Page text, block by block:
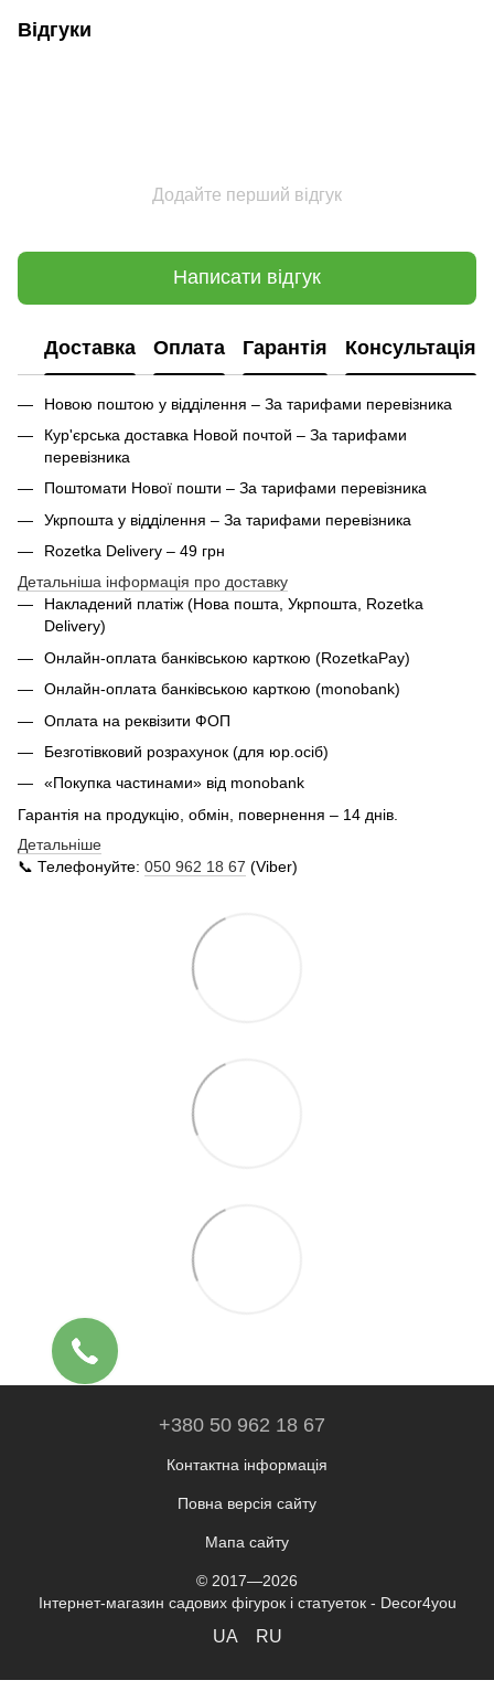
Відгуки
Додайте перший відгук
Написати відгук
Доставка Оплата Гарантія Консультація
Новою поштою у відділення – За тарифами перевізника
Кур'єрська доставка Новой почтой – За тарифами
перевізника
Поштомати Нової пошти – За тарифами перевізника
Укрпошта у відділення – За тарифами перевізника
Rozetka Delivery – 49 грн
Детальніша інформація про доставку
Накладений платіж (Нова пошта, Укрпошта, Rozetka
Delivery)
Онлайн-оплата банківською карткою (RozetkaPay)
Онлайн-оплата банківською карткою (monobank)
Оплата на реквізити ФОП
Безготівковий розрахунок (для юр.осіб)
«Покупка частинами» від monobank
Гарантія на продукцію, обмін, повернення – 14 днів.
Детальніше
📞 Телефонуйте: 050 962 18 67 (Viber)
+380 50 962 18 67
Контактна інформація
Повна версія сайту
Мапа сайту
© 2017—2026
Інтернет-магазин садових фігурок і статуеток - Decor4you
UA RU